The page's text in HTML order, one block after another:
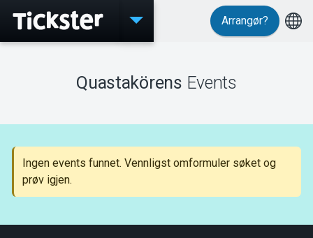
Events
Support
Arrangør?
Quastakörens Events
Ingen events funnet. Vennligst omformuler søket og
prøv igjen.